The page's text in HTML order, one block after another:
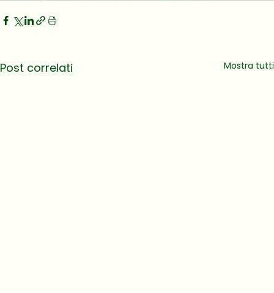
Post correlati Mostra tutti